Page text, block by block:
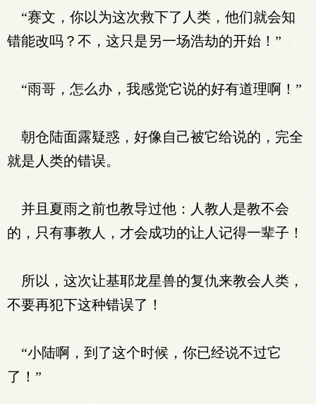
“赛文，你以为这次救下了人类，他们就会知
错能改吗？不，这只是另一场浩劫的开始！”
“雨哥，怎么办，我感觉它说的好有道理啊！”
朝仓陆面露疑惑，好像自己被它给说的，完全
就是人类的错误。
并且夏雨之前也教导过他：人教人是教不会
的，只有事教人，才会成功的让人记得一辈子！
所以，这次让基耶龙星兽的复仇来教会人类，
不要再犯下这种错误了！
“小陆啊，到了这个时候，你已经说不过它
了！”